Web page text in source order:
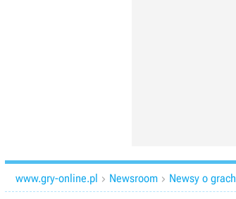
www.gry-online.pl  Newsroom  Newsy o grach